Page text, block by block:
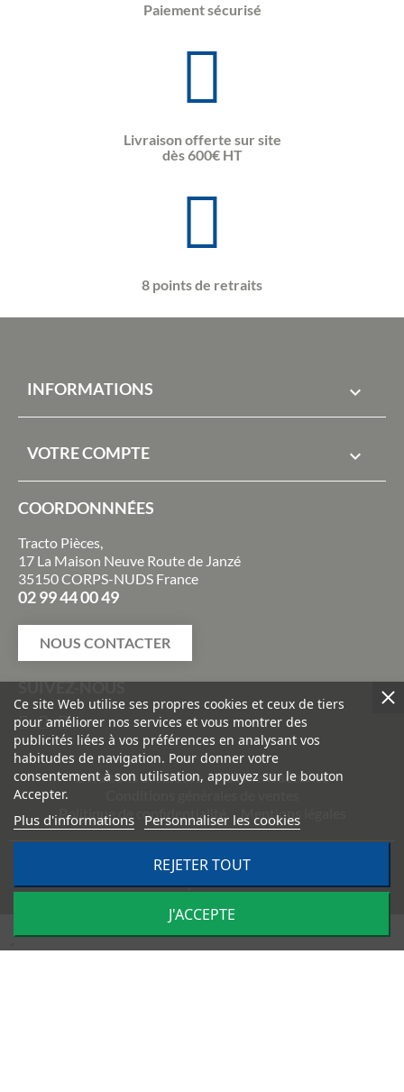
Paiement sécurisé
Livraison offerte sur site
dès 600€ HT
8 points de retraits
INFORMATIONS 
VOTRE COMPTE 
COORDONNNÉES
Tracto Pièces,
17 La Maison Neuve Route de Janzé
35150 CORPS-NUDS France
02 99 44 00 49
NOUS CONTACTER
SUIVEZ-NOUS
Livraisons et retours
Paiement sécurisé
Politique de confidentialité
Mentions légales
TRACTO PIÈCES - Conception & réalisation :
Impulsion
Ce site Web utilise ses propres cookies et ceux de tiers
pour améliorer nos services et vous montrer des
publicités liées à vos préférences en analysant vos
habitudes de navigation. Pour donner votre
consentement à son utilisation, appuyez sur le bouton
Accepter.
Plus d'informations Personnaliser les cookies
REJETER TOUT
J'ACCEPTE